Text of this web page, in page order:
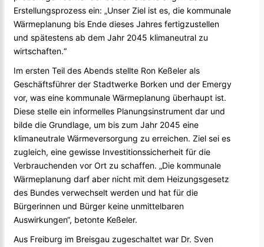
Erstellungsprozess ein: „Unser Ziel ist es, die kommunale
Wärmeplanung bis Ende dieses Jahres fertigzustellen
und spätestens ab dem Jahr 2045 klimaneutral zu
wirtschaften.“
Im ersten Teil des Abends stellte Ron Keßeler als
Geschäftsführer der Stadtwerke Borken und der Emergy
vor, was eine kommunale Wärmeplanung überhaupt ist.
Diese stelle ein informelles Planungsinstrument dar und
bilde die Grundlage, um bis zum Jahr 2045 eine
klimaneutrale Wärmeversorgung zu erreichen. Ziel sei es
zugleich, eine gewisse Investitionssicherheit für die
Verbrauchenden vor Ort zu schaffen. „Die kommunale
Wärmeplanung darf aber nicht mit dem Heizungsgesetz
des Bundes verwechselt werden und hat für die
Bürgerinnen und Bürger keine unmittelbaren
Auswirkungen“, betonte Keßeler.
Aus Freiburg im Breisgau zugeschaltet war Dr. Sven